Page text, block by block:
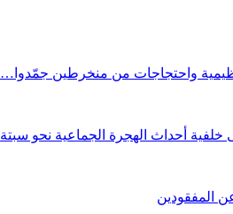
واحتجاجات من منخرطين جمّدوا…
أحداث الهجرة الجماعية نحو سبتة
المفقودين